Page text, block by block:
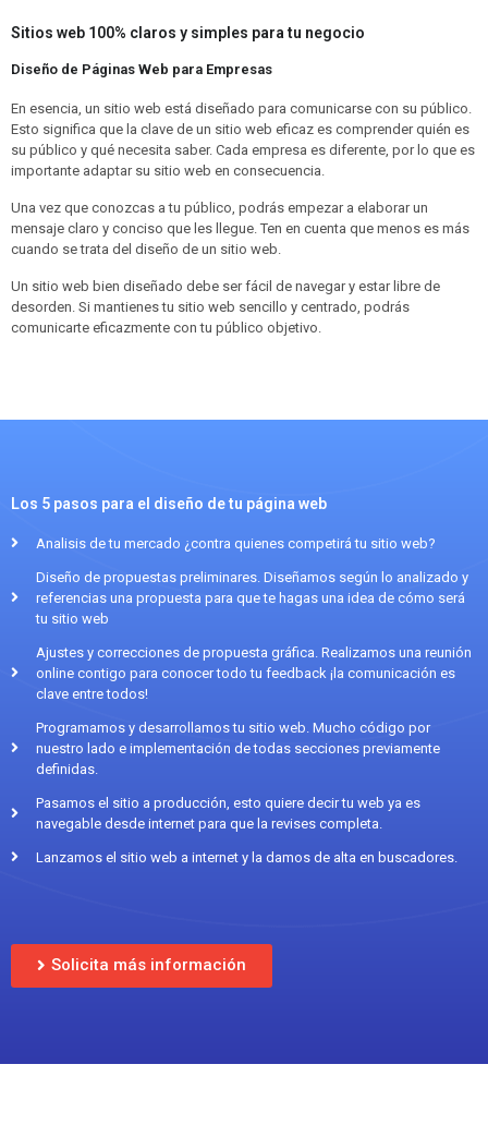
Sitios web 100% claros y simples para tu negocio
Diseño de Páginas Web para Empresas
En esencia, un sitio web está diseñado para comunicarse con su público.
Esto significa que la clave de un sitio web eficaz es comprender quién es
su público y qué necesita saber. Cada empresa es diferente, por lo que es
importante adaptar su sitio web en consecuencia.
Una vez que conozcas a tu público, podrás empezar a elaborar un
mensaje claro y conciso que les llegue. Ten en cuenta que menos es más
cuando se trata del diseño de un sitio web.
Un sitio web bien diseñado debe ser fácil de navegar y estar libre de
desorden. Si mantienes tu sitio web sencillo y centrado, podrás
comunicarte eficazmente con tu público objetivo.
Los 5 pasos para el diseño de tu página web
Analisis de tu mercado ¿contra quienes competirá tu sitio web?
Diseño de propuestas preliminares. Diseñamos según lo analizado y
referencias una propuesta para que te hagas una idea de cómo será
tu sitio web
Ajustes y correcciones de propuesta gráfica. Realizamos una reunión
online contigo para conocer todo tu feedback ¡la comunicación es
clave entre todos!
Programamos y desarrollamos tu sitio web. Mucho código por
nuestro lado e implementación de todas secciones previamente
definidas.
Pasamos el sitio a producción, esto quiere decir tu web ya es
navegable desde internet para que la revises completa.
Lanzamos el sitio web a internet y la damos de alta en buscadores.
Solicita más información